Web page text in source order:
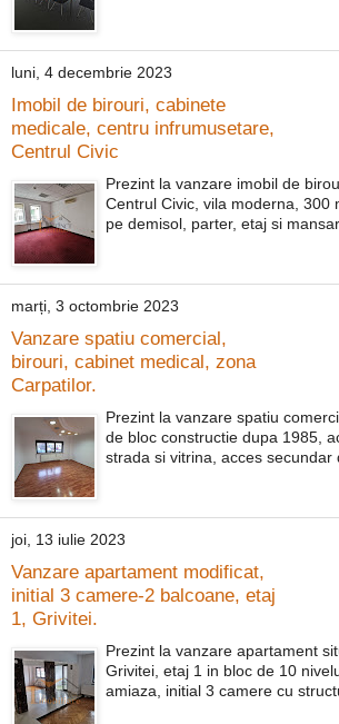
luni, 4 decembrie 2023
Imobil de birouri, cabinete
medicale, centru infrumusetare,
Centrul Civic
Prezint la vanzare imobil de
Centrul Civic, vila moderna, 300
pe demisol, parter, etaj si
marți, 3 octombrie 2023
Vanzare spatiu comercial,
birouri, cabinet medical, zona
Carpatilor.
Prezint la vanzare spatiu
de bloc constructie dupa 1985,
strada si vitrina, acces secundar
joi, 13 iulie 2023
Vanzare apartament modificat,
initial 3 camere-2 balcoane, etaj
1, Grivitei.
Prezint la vanzare apartament
Grivitei, etaj 1 in bloc de 10
amiaza, initial 3 camere cu